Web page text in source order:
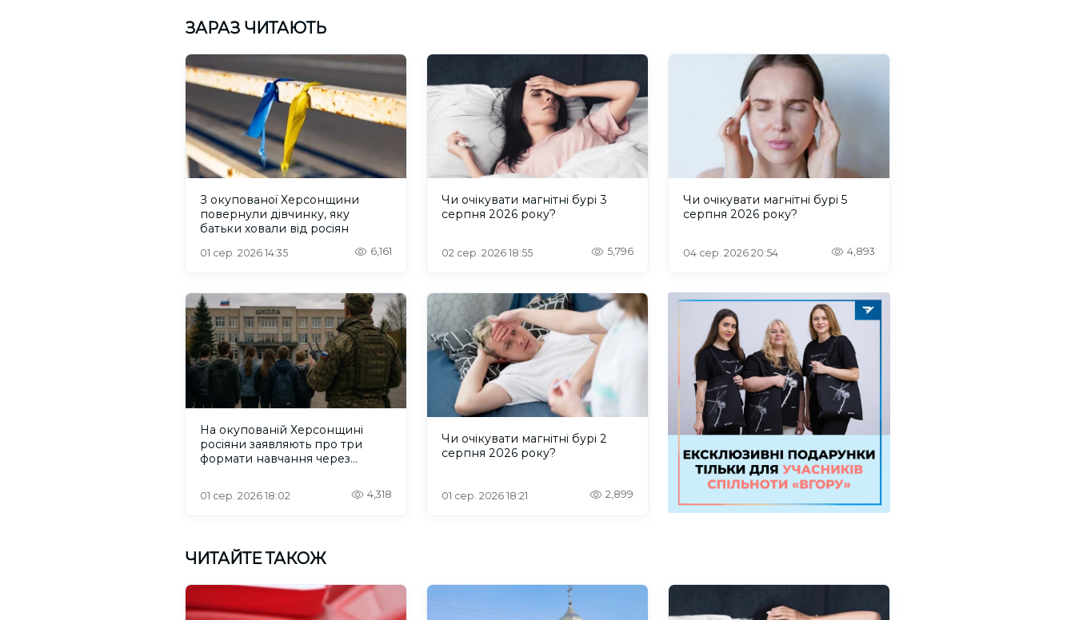
ЗАРАЗ ЧИТАЮТЬ
З окупованої Херсонщини
повернули дівчинку, яку
батьки ховали від росіян
01 сер. 2026 14:35 6,161
Чи очікувати магнітні бурі 3
серпня 2026 року?
02 сер. 2026 18:55 5,796
Чи очікувати магнітні бурі 5
серпня 2026 року?
04 сер. 2026 20:54 4,893
На окупованій Херсонщині
росіяни заявляють про три
формати навчання через
01 сер. 2026 18:02 4,318
Чи очікувати магнітні бурі 2
серпня 2026 року?
01 сер. 2026 18:21 2,899
ЧИТАЙТЕ ТАКОЖ